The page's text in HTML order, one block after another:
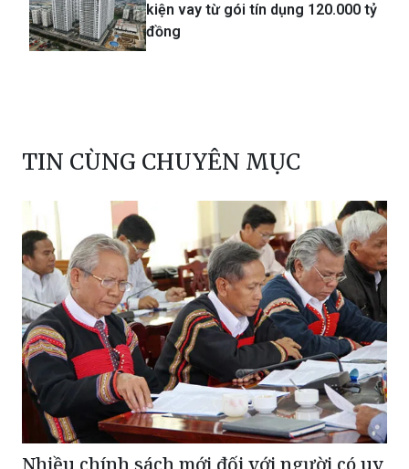
kiện vay từ gói tín dụng 120.000 tỷ
đồng
TIN CÙNG CHUYÊN MỤC